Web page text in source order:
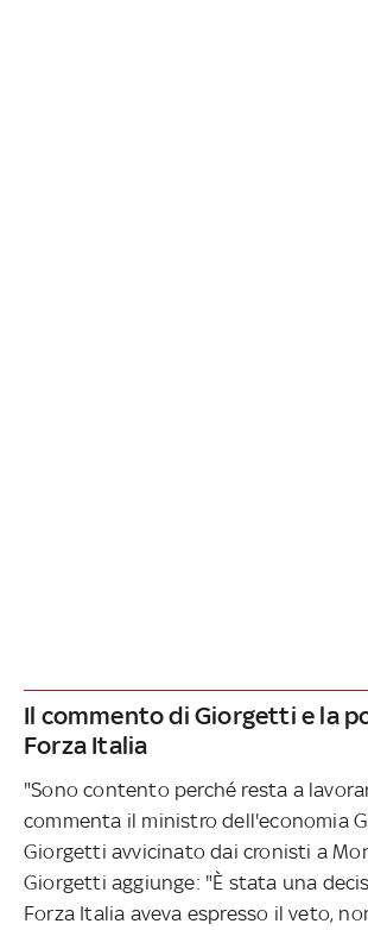
Il commento di Giorgetti e la
Forza Italia
"Sono contento perché resta a
commenta il ministro dell'economia
Giorgetti avvicinato dai cronisti a
Giorgetti aggiunge: "È stata una
Forza Italia aveva espresso il veto,